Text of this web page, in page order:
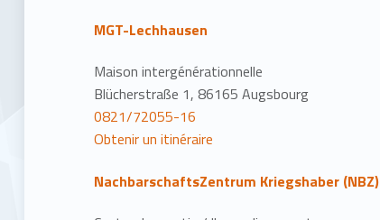
MGT-Lechhausen
Maison intergénérationnelle
Blücherstraße 1, 86165 Augsbourg
0821/72055-16
Obtenir un itinéraire
NachbarschaftsZentrum Kriegshaber (NBZ)